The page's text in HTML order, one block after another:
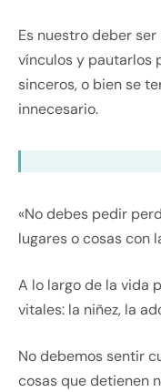
Es nuestro deber
vínculos y pautarlos
sinceros, o bien se
innecesario.
«No debes pedir
lugares o cosas con
A lo largo de la vida
vitales: la niñez, la
No debemos sentir
cosas que detienen